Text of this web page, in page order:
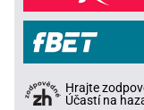
Hrajte
Účastí na